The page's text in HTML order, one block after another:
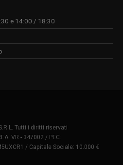
e 14:00 / 18:30
Tutti i diritti riservati
VR - 347002 / PEC:
/ Capitale Sociale: 10.000 €